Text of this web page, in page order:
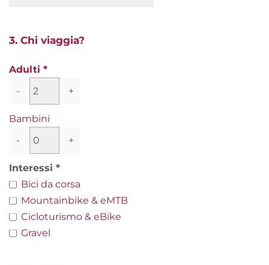
3. Chi viaggia?
Adulti
-
+
Bambini
-
+
Interessi
Bici da corsa
Mountainbike & eMTB
Cicloturismo & eBike
Gravel